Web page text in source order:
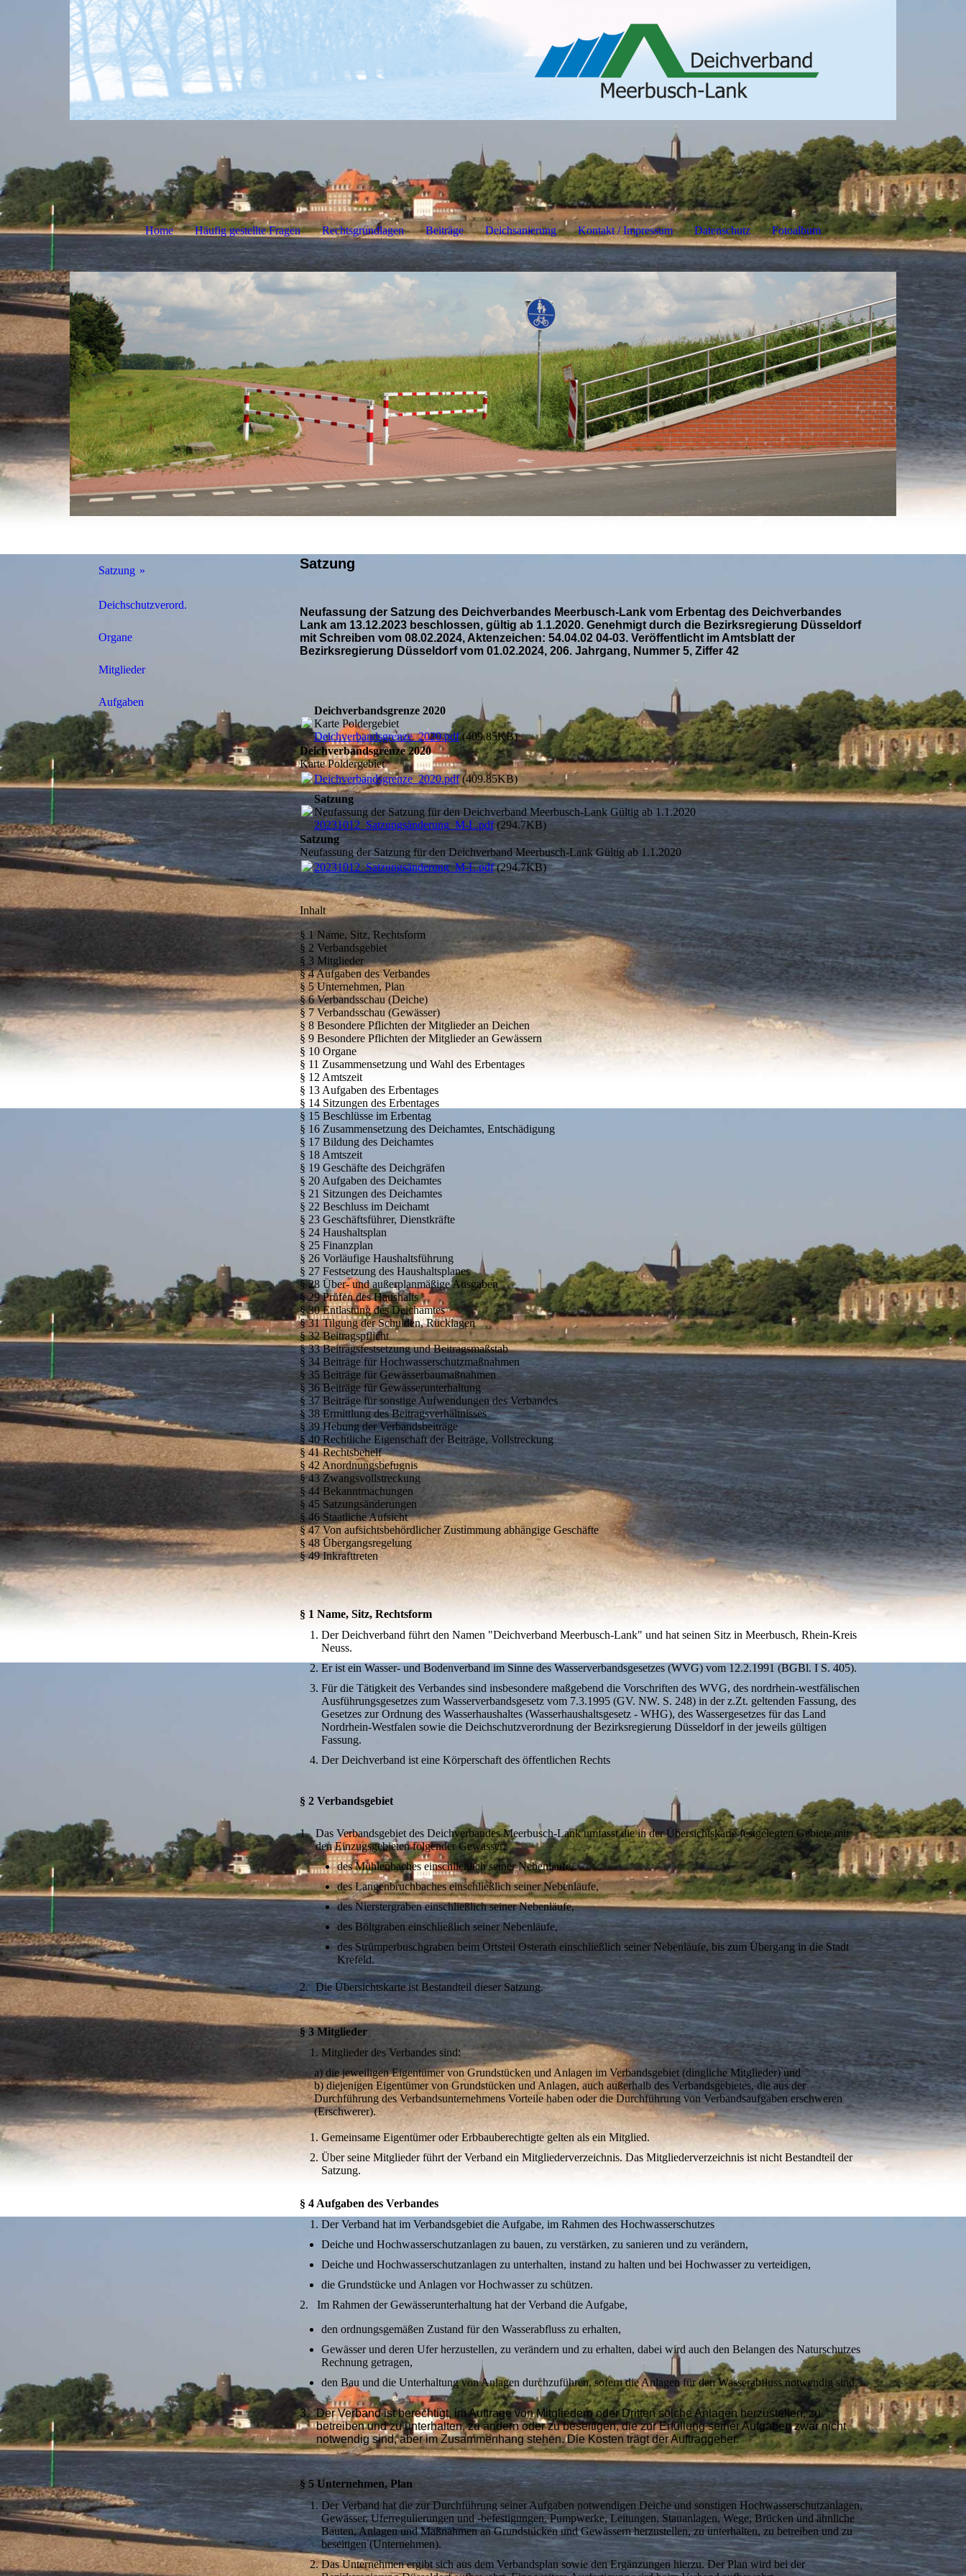
Home Häufig gestellte Fragen Rechtsgrundlagen Beiträge Deichsanierung Kontakt / Impressum Datenschutz Fotoalbum
Satzung
Veranlagungsregeln
Deichschutzverord.
Organe
Mitglieder
Aufgaben
Satzung
Neufassung der Satzung des Deichverbandes Meerbusch-Lank vom Erbentag des Deichverbandes
Lank am 13.12.2023 beschlossen, gültig ab 1.1.2020. Genehmigt durch die Bezirksregierung Düsseldorf
mit Schreiben vom 08.02.2024, Aktenzeichen: 54.04.02 04-03. Veröffentlicht im Amtsblatt der
Bezirksregierung Düsseldorf vom 01.02.2024, 206. Jahrgang, Nummer 5, Ziffer 42
Deichverbandsgrenze 2020
Karte Poldergebiet
Deichverbandsgrenze_2020.pdf(409.85KB)
Deichverbandsgrenze 2020
Karte Poldergebiet
Deichverbandsgrenze_2020.pdf(409.85KB)
Satzung
Neufassung der Satzung für den Deichverband Meerbusch-Lank Gültig ab 1.1.2020
20231012_Satzungsänderung_M-L.pdf(294.7KB)
Satzung
Neufassung der Satzung für den Deichverband Meerbusch-Lank Gültig ab 1.1.2020
20231012_Satzungsänderung_M-L.pdf(294.7KB)
Inhalt
§ 1 Name, Sitz, Rechtsform
§ 2 Verbandsgebiet
§ 3 Mitglieder
§ 4 Aufgaben des Verbandes
§ 5 Unternehmen, Plan
§ 6 Verbandsschau (Deiche)
§ 7 Verbandsschau (Gewässer)
§ 8 Besondere Pflichten der Mitglieder an Deichen
§ 9 Besondere Pflichten der Mitglieder an Gewässern
§ 10 Organe
§ 11 Zusammensetzung und Wahl des Erbentages
§ 12 Amtszeit
§ 13 Aufgaben des Erbentages
§ 14 Sitzungen des Erbentages
§ 15 Beschlüsse im Erbentag
§ 16 Zusammensetzung des Deichamtes, Entschädigung
§ 17 Bildung des Deichamtes
§ 18 Amtszeit
§ 19 Geschäfte des Deichgräfen
§ 20 Aufgaben des Deichamtes
§ 21 Sitzungen des Deichamtes
§ 22 Beschluss im Deichamt
§ 23 Geschäftsführer, Dienstkräfte
§ 24 Haushaltsplan
§ 25 Finanzplan
§ 26 Vorläufige Haushaltsführung
§ 27 Festsetzung des Haushaltsplanes
§ 28 Über- und außerplanmäßige Ausgaben
§ 29 Prüfen des Haushalts
§ 30 Entlastung des Deichamtes
§ 31 Tilgung der Schulden, Rücklagen
§ 32 Beitragspflicht
§ 33 Beitragsfestsetzung und Beitragsmaßstab
§ 34 Beiträge für Hochwasserschutzmaßnahmen
§ 35 Beiträge für Gewässerbaumaßnahmen
§ 36 Beiträge für Gewässerunterhaltung
§ 37 Beiträge für sonstige Aufwendungen des Verbandes
§ 38 Ermittlung des Beitragsverhältnisses
§ 39 Hebung der Verbandsbeiträge
§ 40 Rechtliche Eigenschaft der Beiträge, Vollstreckung
§ 41 Rechtsbehelf
§ 42 Anordnungsbefugnis
§ 43 Zwangsvollstreckung
§ 44 Bekanntmachungen
§ 45 Satzungsänderungen
§ 46 Staatliche Aufsicht
§ 47 Von aufsichtsbehördlicher Zustimmung abhängige Geschäfte
§ 48 Übergangsregelung
§ 49 Inkrafttreten
§ 1 Name, Sitz, Rechtsform
Der Deichverband führt den Namen "Deichverband Meerbusch-Lank" und hat seinen Sitz in Meerbusch, Rhein-Kreis
Neuss.
Er ist ein Wasser- und Bodenverband im Sinne des Wasserverbandsgesetzes (WVG) vom 12.2.1991 (BGBl. I S. 405).
Für die Tätigkeit des Verbandes sind insbesondere maßgebend die Vorschriften des WVG, des nordrhein-westfälischen
Ausführungsgesetzes zum Wasserverbandsgesetz vom 7.3.1995 (GV. NW. S. 248) in der z.Zt. geltenden Fassung, des
Gesetzes zur Ordnung des Wasserhaushaltes (Wasserhaushaltsgesetz - WHG), des Wassergesetzes für das Land
Nordrhein-Westfalen sowie die Deichschutzverordnung der Bezirksregierung Düsseldorf in der jeweils gültigen
Fassung.
Der Deichverband ist eine Körperschaft des öffentlichen Rechts
§ 2 Verbandsgebiet
1. Das Verbandsgebiet des Deichverbandes Meerbusch-Lank umfasst die in der Übersichtskarte festgelegten Gebiete mit
den Einzugsgebieten folgender Gewässer:
des Mühlenbaches einschließlich seiner Nebenläufe,
des Langenbruchbaches einschließlich seiner Nebenläufe,
des Nierstergraben einschließlich seiner Nebenläufe,
des Böltgraben einschließlich seiner Nebenläufe,
des Strümperbuschgraben beim Ortsteil Osterath einschließlich seiner Nebenläufe, bis zum Übergang in die Stadt
Krefeld.
2. Die Übersichtskarte ist Bestandteil dieser Satzung.
§ 3 Mitglieder
Mitglieder des Verbandes sind:
a) die jeweiligen Eigentümer von Grundstücken und Anlagen im Verbandsgebiet (dingliche Mitglieder) und
b) diejenigen Eigentümer von Grundstücken und Anlagen, auch außerhalb des Verbandsgebietes, die aus der
Durchführung des Verbandsunternehmens Vorteile haben oder die Durchführung von Verbandsaufgaben erschweren
(Erschwerer).
Gemeinsame Eigentümer oder Erbbauberechtigte gelten als ein Mitglied.
Über seine Mitglieder führt der Verband ein Mitgliederverzeichnis. Das Mitgliederverzeichnis ist nicht Bestandteil der
Satzung.
§ 4 Aufgaben des Verbandes
Der Verband hat im Verbandsgebiet die Aufgabe, im Rahmen des Hochwasserschutzes
Deiche und Hochwasserschutzanlagen zu bauen, zu verstärken, zu sanieren und zu verändern,
Deiche und Hochwasserschutzanlagen zu unterhalten, instand zu halten und bei Hochwasser zu verteidigen,
die Grundstücke und Anlagen vor Hochwasser zu schützen.
2. Im Rahmen der Gewässerunterhaltung hat der Verband die Aufgabe,
den ordnungsgemäßen Zustand für den Wasserabfluss zu erhalten,
Gewässer und deren Ufer herzustellen, zu verändern und zu erhalten, dabei wird auch den Belangen des Naturschutzes
Rechnung getragen,
den Bau und die Unterhaltung von Anlagen durchzuführen, sofern die Anlagen für den Wasserabfluss notwendig sind.
3. Der Verband ist berechtigt, im Auftrage von Mitgliedern oder Dritten solche Anlagen herzustellen, zu
betreiben und zu unterhalten, zu ändern oder zu beseitigen, die zur Erfüllung seiner Aufgaben zwar nicht
notwendig sind, aber im Zusammenhang stehen. Die Kosten trägt der Auftraggeber.
§ 5 Unternehmen, Plan
Der Verband hat die zur Durchführung seiner Aufgaben notwendigen Deiche und sonstigen Hochwasserschutzanlagen,
Gewässer, Uferregulierungen und -befestigungen, Pumpwerke, Leitungen, Stauanlagen, Wege, Brücken und ähnliche
Bauten, Anlagen und Maßnahmen an Grundstücken und Gewässern herzustellen, zu unterhalten, zu betreiben und zu
beseitigen (Unternehmen).
Das Unternehmen ergibt sich aus dem Verbandsplan sowie den Ergänzungen hierzu. Der Plan wird bei der